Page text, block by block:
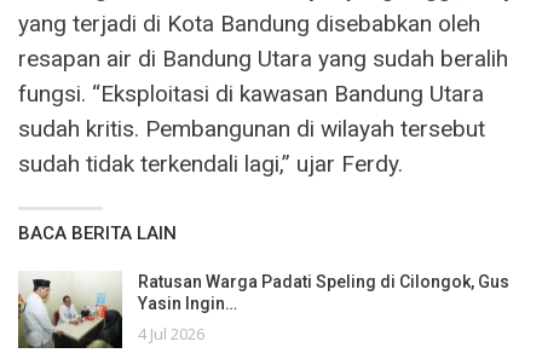
yang terjadi di Kota Bandung disebabkan oleh
resapan air di Bandung Utara yang sudah beralih
fungsi. “Eksploitasi di kawasan Bandung Utara
sudah kritis. Pembangunan di wilayah tersebut
sudah tidak terkendali lagi,” ujar Ferdy.
BACA BERITA LAIN
Ratusan Warga Padati Speling di Cilongok, Gus
Yasin Ingin…
4 Jul 2026